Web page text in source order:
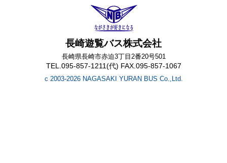
長崎遊覧バス株式会社
長崎県長崎市赤迫3丁目2番20号501
TEL.095-857-1211(代) FAX.095-857-1067
c 2003-2026 NAGASAKI YURAN BUS Co.,Ltd.